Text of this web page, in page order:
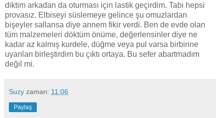
diktim arkadan da oturması için lastik geçirdim. Tabi hepsi
provasız. Elbiseyi süslemeye gelince şu omuzlardan
bişeyler sallansa diye annem fikir verdi. Ben de evde olan
tüm malzemeleri döktüm önüme, değerlensinler diye ne
kadar az kalmış kurdele, düğme veya pul varsa birbirine
uyanları birleştirdim bu çıktı ortaya. Bu sefer abartmadım
değil mi.
Suzy zaman: 11:06
Paylaş